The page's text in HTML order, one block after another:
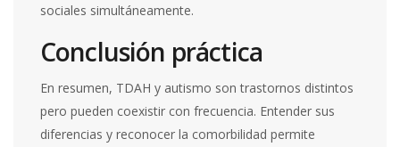
sociales simultáneamente.
Conclusión práctica
En resumen, TDAH y autismo son trastornos distintos
pero pueden coexistir con frecuencia. Entender sus
diferencias y reconocer la comorbilidad permite